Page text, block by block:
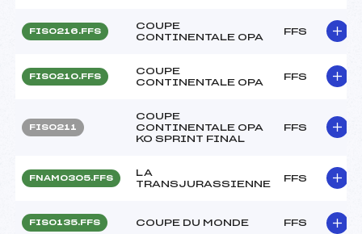
FIS0216.FFS
COUPE
CONTINENTALE OPA
FFS
FIS0210.FFS
COUPE
CONTINENTALE OPA
FFS
FIS0211
COUPE
CONTINENTALE OPA
KO SPRINT FINAL
FFS
FNAM0305.FFS
LA
TRANSJURASSIENNE
FFS
FIS0135.FFS COUPE DU MONDE FFS